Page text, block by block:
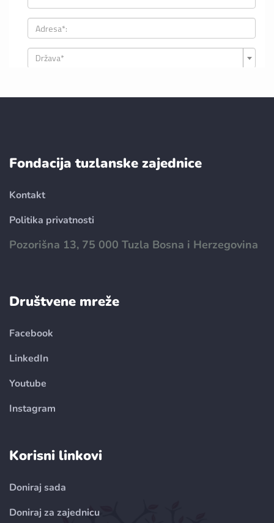
Fondacija tuzlanske zajednice
Kontakt
Politika privatnosti
Pozorišna 13, 75 000 Tuzla Bosna i Herzegovina
Društvene mreže
Facebook
LinkedIn
Youtube
Instagram
Korisni linkovi
Doniraj sada
Doniraj za zajednicu